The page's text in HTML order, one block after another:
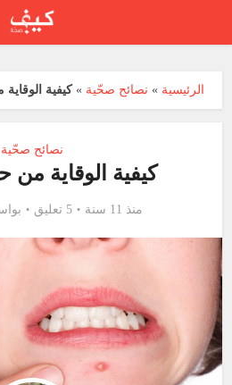
الرئيسية » نصائح صحّية »كيفية
نصائح صحّية
كيفية الوقاية
منذ 11 سنة 5 تعليق